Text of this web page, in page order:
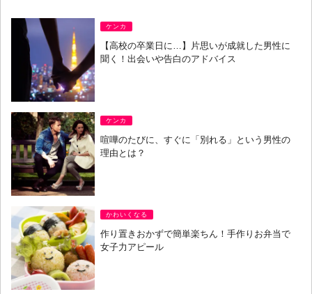
ケンカ
【高校の卒業日に…】片思いが成就した男性に
聞く！出会いや告白のアドバイス
ケンカ
喧嘩のたびに、すぐに「別れる」という男性の
理由とは？
かわいくなる
作り置きおかずで簡単楽ちん！手作りお弁当で
女子力アピール